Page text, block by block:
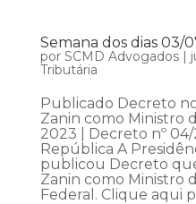
Semana dos dias 03/
por SCMD Advogados|
Tributária
Publicado Decreto
Zanin como Ministro
2023 | Decreto nº
República A
publicou Decreto
Zanin como Ministro
Federal. Clique aqui